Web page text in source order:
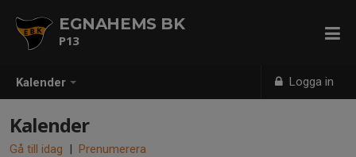
Kalender Logga in
EGNAHEMS BK
P13
Kalender
Gå till idag | Prenumerera